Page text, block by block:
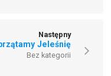
Następny
Jeleśnię
Bez kategorii